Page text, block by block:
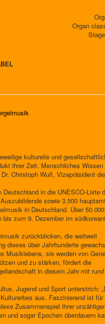
Organ
kulturelle und
ihrer Zeit. Menschliches Wissen
Christoph Wulf, Vizepräsident
in die UNESCO-Liste
sowie 3.500
in Deutschland. Über
zum 9. Dezember im
zurückblicken, die weltweit
dieses über Jahrhunderte
Musiklebens, sie werden von
und zu stärken, fördert die
in diesem Jahr mit
Jugend und Sport unterstrich:
aus. Faszinierend ist
Zusammenspiel ihrer
und sogar Epochen überdauern